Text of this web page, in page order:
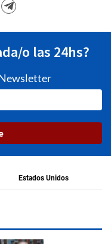
o las 24hs?
Estados Unidos